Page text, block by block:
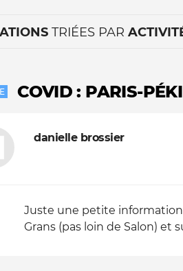
du site
TRIÉES PAR
COVID : PARIS-
danielle brossier
Juste une petite information
Grans (pas loin de Salon) et